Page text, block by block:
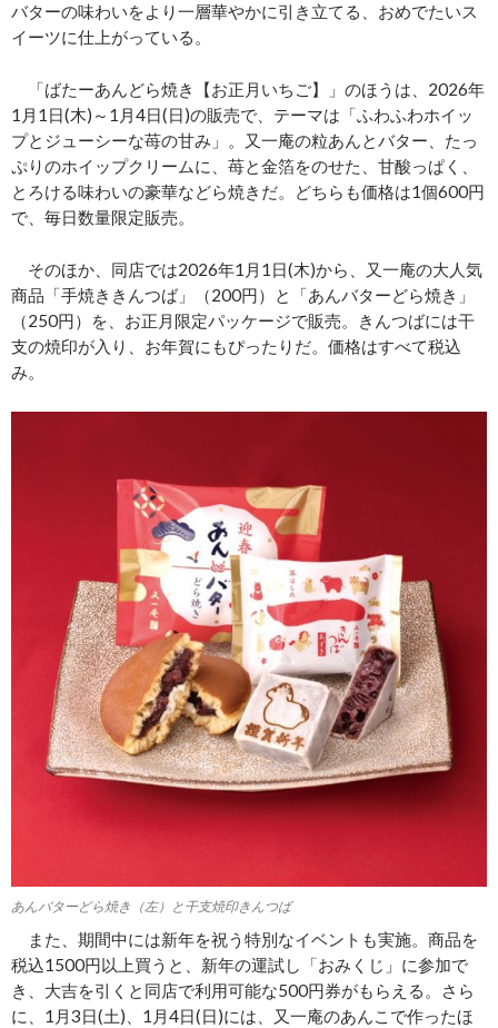
バターの味わいをより一層華やかに引き立てる、おめでたいス
イーツに仕上がっている。
「ばたーあんどら焼き【お正月いちご】」のほうは、2026年
1月1日(木)～1月4日(日)の販売で、テーマは「ふわふわホイッ
プとジューシーな苺の甘み」。又一庵の粒あんとバター、たっ
ぷりのホイップクリームに、苺と金箔をのせた、甘酸っぱく、
とろける味わいの豪華などら焼きだ。どちらも価格は1個600円
で、毎日数量限定販売。
そのほか、同店では2026年1月1日(木)から、又一庵の大人気
商品「手焼ききんつば」（200円）と「あんバターどら焼き」
（250円）を、お正月限定パッケージで販売。きんつばには干
支の焼印が入り、お年賀にもぴったりだ。価格はすべて税込
み。
あんバターどら焼き（左）と干支焼印きんつば
また、期間中には新年を祝う特別なイベントも実施。商品を
税込1500円以上買うと、新年の運試し「おみくじ」に参加で
き、大吉を引くと同店で利用可能な500円券がもらえる。さら
に、1月3日(土)、1月4日(日)には、又一庵のあんこで作ったほ